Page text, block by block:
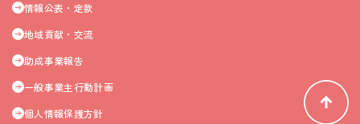
情報公表・定款
地域貢献・交流
助成事業報告
一般事業主行動計画
個人情報保護方針